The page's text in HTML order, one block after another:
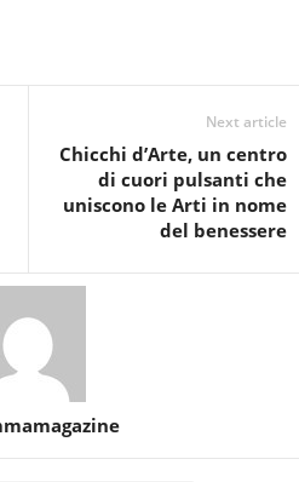
Next article
Chicchi d’Arte, un centro
di cuori pulsanti che
uniscono le Arti in nome
del benessere